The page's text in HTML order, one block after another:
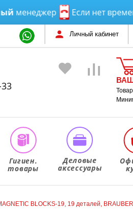
Если нет времени
Личный кабинет
Гигиен.
товары
Деловые
аксессуары
BLOCKS-19, 19 деталей,